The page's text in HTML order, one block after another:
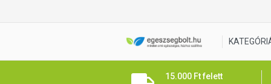
15.000 Ft felett